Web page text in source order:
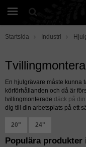
Startsida Industri
En hjulgrävare måste kunna
körförhållanden och då är
tvillingmonterade däck på
dig till din arbetsplats på ett
20" 24"
Populära